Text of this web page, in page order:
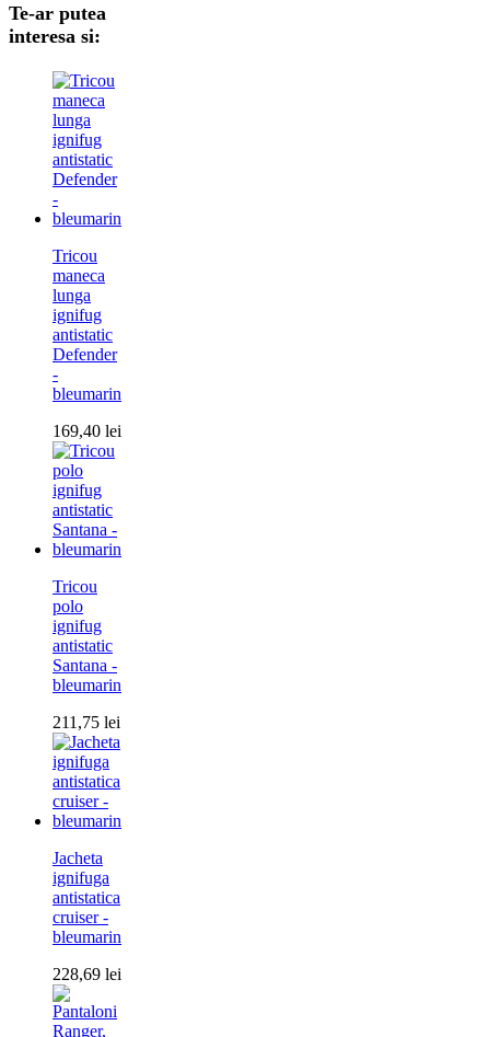
Te-ar putea
interesa si:
Tricou
maneca
lunga
ignifug
antistatic
Defender
-
bleumarin
169,40 lei
Tricou
polo
ignifug
antistatic
Santana -
bleumarin
211,75 lei
Jacheta
ignifuga
antistatica
cruiser -
bleumarin
228,69 lei